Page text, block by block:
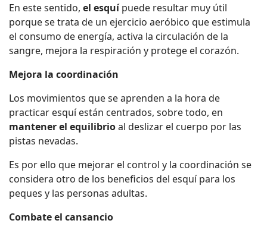
En este sentido, el esquípuede resultar muy útil
porque se trata de un ejercicio aeróbico que estimula
el consumo de energía, activa la circulación de la
sangre, mejora la respiración y protege el corazón.
Mejora la coordinación
Los movimientos que se aprenden a la hora de
practicar esquí están centrados, sobre todo, en
mantener el equilibrioal deslizar el cuerpo por las
pistas nevadas.
Es por ello que mejorar el control y la coordinación se
considera otro de los beneficios del esquí para los
peques y las personas adultas.
Combate el cansancio